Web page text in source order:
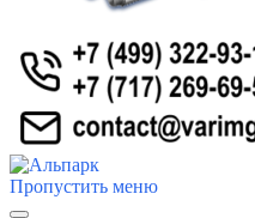
Пропустить меню